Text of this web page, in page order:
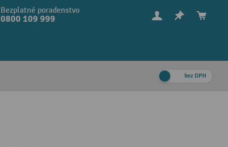
Bezplatné poradenstvo
0800 109 999
bez DPH